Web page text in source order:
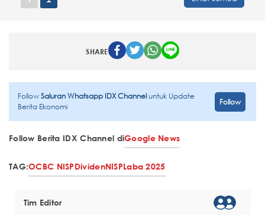
SHARE
FollowSaluran Whatsapp IDX Channeluntuk Update
Berita Ekonomi
Follow
Follow Berita IDX Channel diGoogle News
TAG:OCBC NISPDividenNISPLaba 2025
Tim Editor